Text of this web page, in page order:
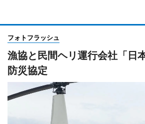
フォトフラッシュ
漁協と民間ヘリ運行会社「日
防災協定